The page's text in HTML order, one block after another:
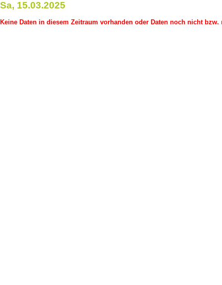
Sa, 15.03.2025
Keine Daten in diesem Zeitraum vorhanden oder Daten noch nicht